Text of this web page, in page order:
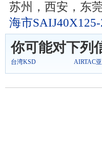
苏州，西安，东
海市SAIJ40X125-
你可能对下列
台湾KSD AIRTAC